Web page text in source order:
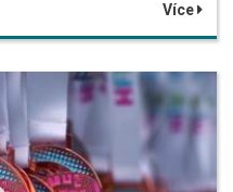
Více